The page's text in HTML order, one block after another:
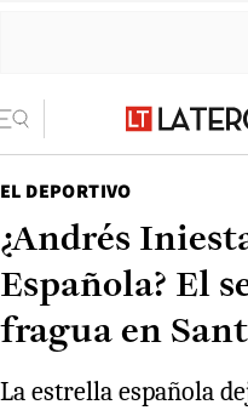
EL DEPORTIVO
¿Andrés
Española? El
fragua en
La estrella española